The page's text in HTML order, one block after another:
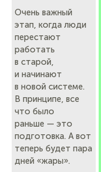
Очень важный
этап, когда люди
перестают
работать
в старой,
и начинают
в новой системе.
В принципе, все
что было
раньше — это
подготовка. А вот
теперь будет пара
дней «жары».